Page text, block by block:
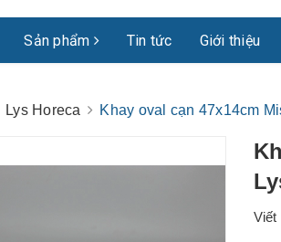
Sản phẩm Tin tức Giới thiệu
Lys Horeca Khay oval cạn 47x14cm
Viết